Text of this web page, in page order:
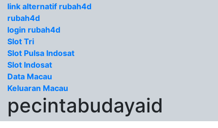
link alternatif rubah4d
rubah4d
login rubah4d
Slot Tri
Slot Pulsa Indosat
Slot Indosat
Data Macau
Keluaran Macau
pecintabudayaid